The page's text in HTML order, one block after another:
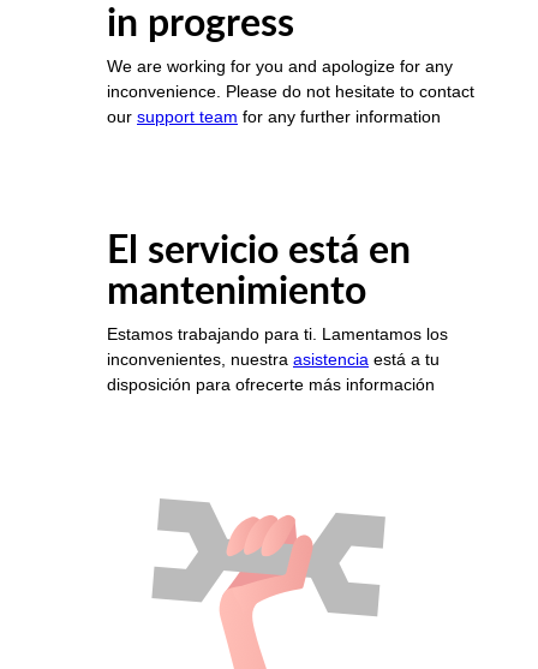
in progress
We are working for you and apologize for any
inconvenience. Please do not hesitate to contact
our support team for any further information
El servicio está en
mantenimiento
Estamos trabajando para ti. Lamentamos los
inconvenientes, nuestra asistencia está a tu
disposición para ofrecerte más información